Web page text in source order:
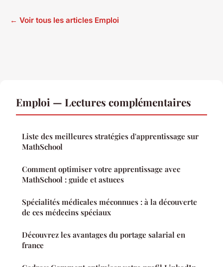
← Voir tous les articles Emploi
Emploi — Lectures complémentaires
Liste des meilleures stratégies d'apprentissage sur
MathSchool
Comment optimiser votre apprentissage avec
MathSchool : guide et astuces
Spécialités médicales méconnues : à la découverte
de ces médecins spéciaux
Découvrez les avantages du portage salarial en
france